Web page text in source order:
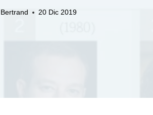
20 Dic 2019